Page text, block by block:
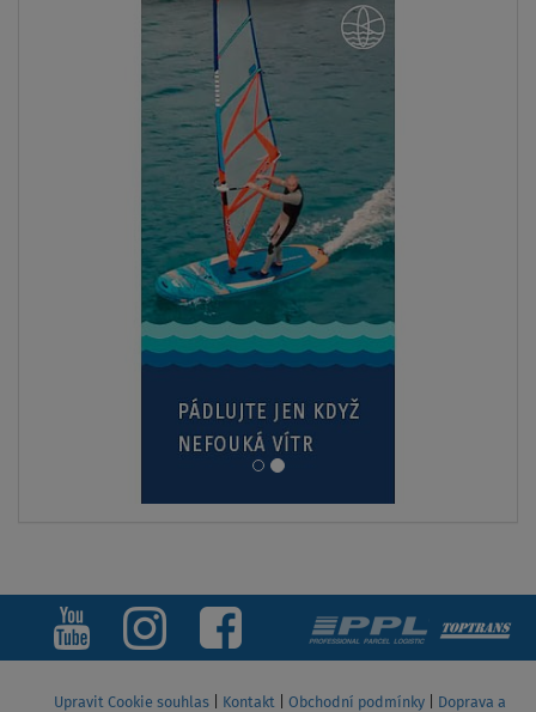
ZOBRAZIT
Upravit Cookie souhlas Kontakt Obchodní podmínky
Doprava a